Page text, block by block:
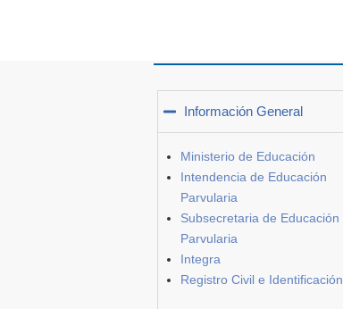
Información General
Ministerio de Educación
Intendencia de Educación
Parvularia
Subsecretaria de Educación
Parvularia
Integra
Registro Civil e Identificación